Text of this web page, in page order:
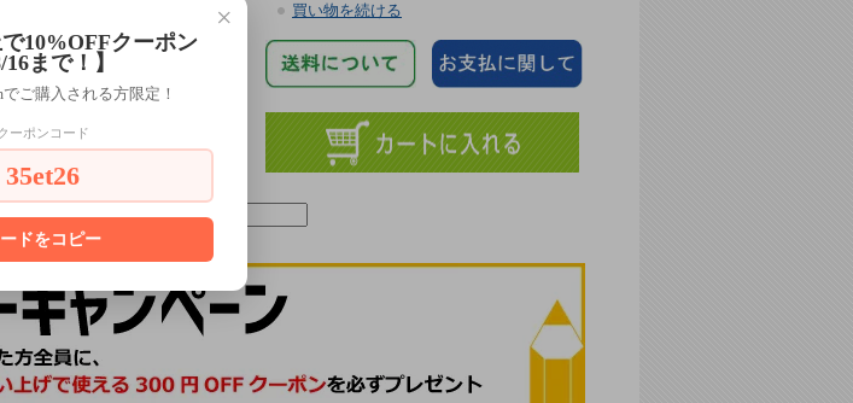
台
買い物を続ける
入ください:
×
10%OFFクーポン
16まで！】
ご購入される方限定！
ーポンコード
35et26
ドをコピー